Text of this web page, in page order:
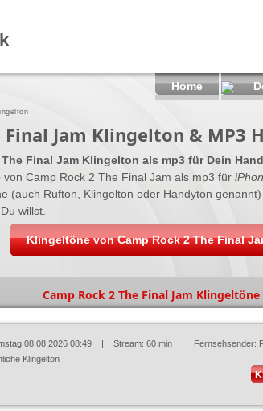
Final Jam Klingelton & MP3
Final Jam Klingelton als mp3 für Dein
von Camp Rock 2 The Final Jam als mp3 für
(auch Rufton, Klingelton oder Handyton
willst.
Klingeltöne von Camp Rock 2 The Final
Camp Rock 2 The Final Jam
08.08.2026 08:49 | Stream: 60 min | Fernsehsender:
Klingelton
Home